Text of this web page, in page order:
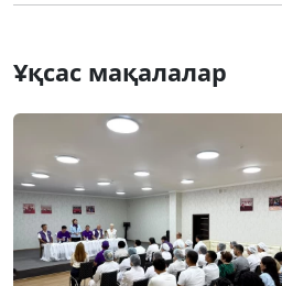
Ұқсас мақалалар